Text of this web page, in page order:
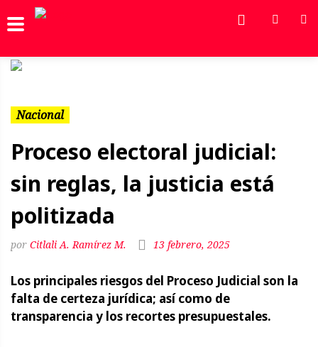
Nacional
Proceso electoral judicial:
sin reglas, la justicia está
politizada
Citlali A. Ramírez M. 13 febrero, 2025
Los principales riesgos del Proceso Judicial son la
falta de certeza jurídica; así como de
transparencia y los recortes presupuestales.